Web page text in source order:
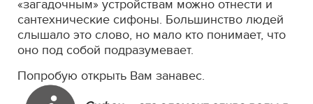
«загадочным» устройствам можно отнести и
сантехнические сифоны. Большинство людей
слышало это слово, но мало кто понимает, что
оно под собой подразумевает.
Попробую открыть Вам занавес.